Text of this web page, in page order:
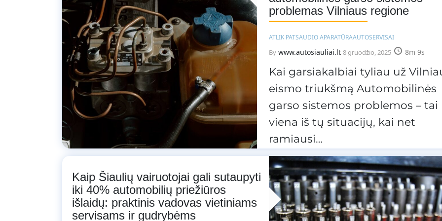
problemas Vilniaus regione
ATLIK PATSAUDIO APARATŪRAAUTOSERVISAI
Bywww.autosiauliai.lt 8 gruodžio, 2025 8m 9s
Kai garsiakalbiai tyliau už
eismo triukšmą Automobilinės
garso sistemos problemos – tai
viena iš tų situacijų, kai net
ramiausi…
Kaip Šiaulių vairuotojai gali sutaupyti
iki 40% automobilių priežiūros
išlaidų: praktinis vadovas vietiniams
servisams ir gudrybėms